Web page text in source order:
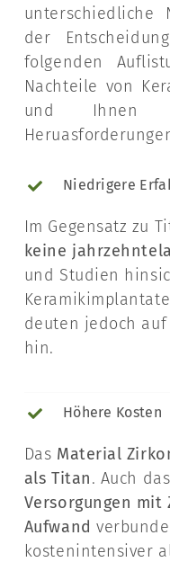
unterschiedliche
der
folgenden
Nachteile von
und Ihnen
Niedrigere
Im Gegensatz zu
keine
und Studien
deuten jedoch
hin.
Höhere Kosten
Das Material
als Titan. Auch das
Versorgungen mit
Aufwand
kostenintensiver